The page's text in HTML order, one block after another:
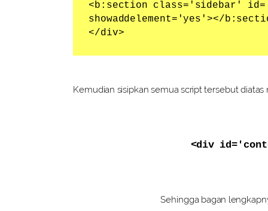
<b:section class='sidebar'
showaddelement='yes'></
</div>
Kemudian sisipkan semua script tersebut
<div
Sehingga bagan